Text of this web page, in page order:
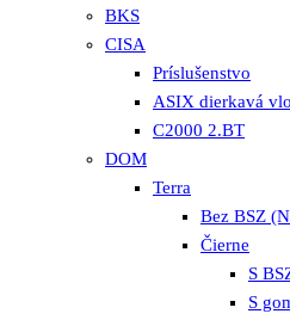
BKS
CISA
Príslušenstvo
ASIX dierkavá
C2000 2.BT
DOM
Terra
Bez BSZ
Čierne
S
S